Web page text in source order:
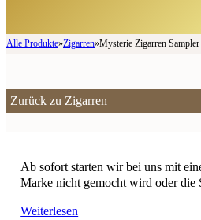
Alle Produkte»Zigarren»Mysterie Zigarren Sampler
Zurück zu Zigarren
Ab sofort starten wir bei uns mit
Marke nicht gemocht wird oder die
Weiterlesen